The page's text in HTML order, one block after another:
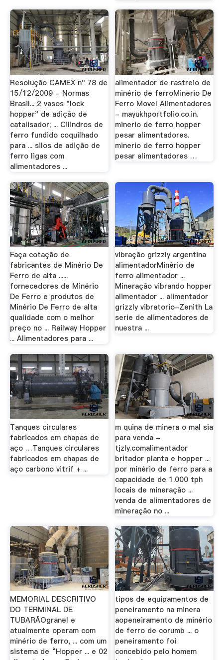
Resolução CAMEX nº 78 de
15/12/2009 - Normas
Brasil... 2 vasos "lock
hopper" de adição de
catalisador; ... Cilindros de
ferro fundido coquilhado
para ... silos de adição de
ferro ligas com
alimentadores ...
alimentador de rastreio de
minério de ferroMinerio De
Ferro Movel Alimentadores
- mayukhportfolio.co.in.
minerio de ferro hopper
pesar alimentadores.
minerio de ferro hopper
pesar alimentadores …
Faça cotação de
fabricantes de Minério De
Ferro de alta ......
fornecedores de Minério
De Ferro e produtos de
Minério De Ferro de alta
qualidade com o melhor
preço no ... Railway Hopper
... Alimentadores para ...
vibração grizzly argentina
alimentadorMinério de
ferro alimentador ...
Mineração vibrando hopper
alimentador ... alimentador
grizzly vibratorio-Zenith La
serie de alimentadores de
nuestra ...
Tanques circulares
fabricados em chapas de
aço …Tanques circulares
fabricados em chapas de
aço carbono vitrif + ...
m quina de minera o mal sia
para venda -
tjzly.comalimentador
britador planta e hopper ...
por minério de ferro para a
capacidade de 1.000 tph
locais de mineração ...
venda de alimentadores de
mineração no ...
MEMORIAL DESCRITIVO
DO TERMINAL DE
TUBARÃOgranel e
atualmente operam com
minério de ferro, ... com um
sistema de “Hopper ... e 02
tipos de equipamentos de
peneiramento na minera
aopeneiramento de minério
de ferro de corumb ... o
peneiramento foi
concebido pelo homem